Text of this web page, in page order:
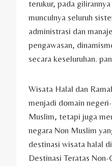
terukur, pada
munculnya seluruh
administrasi dan
pengawasan,
secara keseluruhan.
Wisata Halal dan
menjadi domain
Muslim, tetapi juga
negara Non Muslim
destinasi wisata halal
Destinasi Teratas